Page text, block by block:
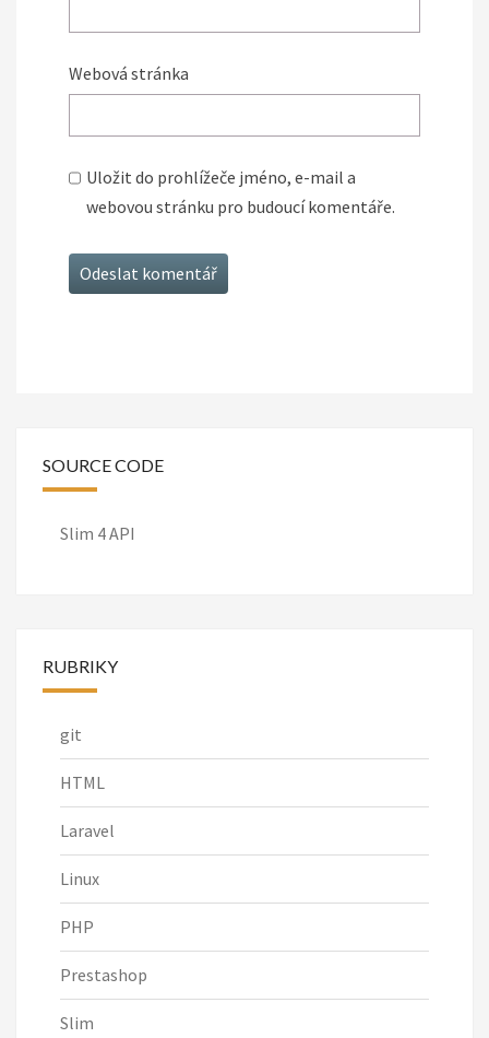
Webová stránka
Uložit do prohlížeče jméno, e-mail a
webovou stránku pro budoucí komentáře.
SOURCE CODE
Slim 4 API
RUBRIKY
git
HTML
Laravel
Linux
PHP
Prestashop
Slim